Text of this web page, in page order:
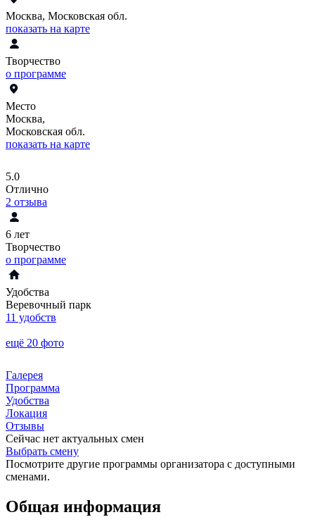
Москва, Московская обл.
показать на карте
Творчество
о программе
Место
Москва,
Московская обл.
показать на карте
5.0
Отлично
2 отзыва
6 лет
Творчество
о программе
Удобства
Веревочный парк
11 удобств
ещё 20 фото
Галерея
Программа
Удобства
Локация
Отзывы
Сейчас нет актуальных смен
Выбрать смену
Посмотрите другие программы организатора с доступными
сменами.
Общая информация